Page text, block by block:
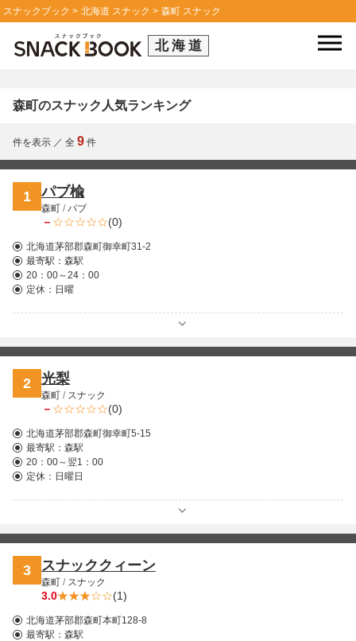
スナックブック 北海道 スナック 森町 スナック
北海道
森町のスナック人気ランキング
件を表示 ／ 全 9 件
1 パブ楡
森町 /パブ
－ (0)
北海道茅部郡森町御幸町31-2
最寄駅： 森駅
20：00～24：00
定休：日曜
2 光梨
森町 / スナック
－ (0)
北海道茅部郡森町御幸町5-15
最寄駅： 森駅
20：00～翌1：00
定休：日曜日
3 スナッククィーン
森町 / スナック
3.0 (1)
北海道茅部郡森町本町128-8
最寄駅： 森駅